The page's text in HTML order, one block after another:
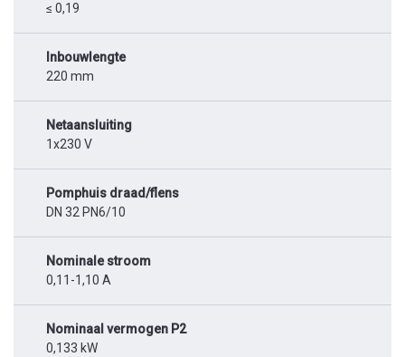
≤ 0,19
Inbouwlengte
220 mm
Netaansluiting
1x230 V
Pomphuis draad/flens
DN 32 PN6/10
Nominale stroom
0,11-1,10 A
Nominaal vermogen P2
0,133 kW